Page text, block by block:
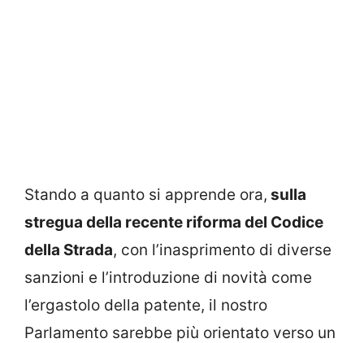
Stando a quanto si apprende ora, sulla
stregua della recente riforma del Codice
della Strada, con l’inasprimento di diverse
sanzioni e l’introduzione di novità come
l’ergastolo della patente, il nostro
Parlamento sarebbe più orientato verso un